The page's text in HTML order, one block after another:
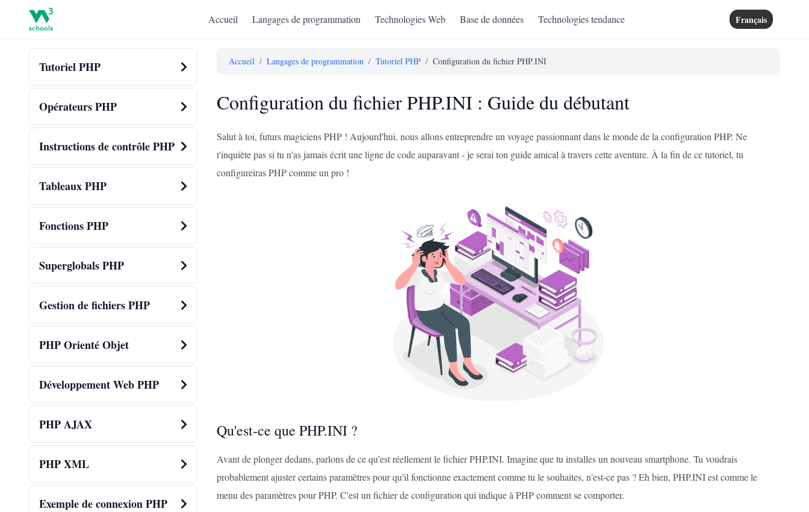
Accueil Langages de programmation Technologies Web Base de données Technologies tendance Français
Tutoriel PHP
Opérateurs PHP
Instructions de contrôle PHP
Tableaux PHP
Fonctions PHP
Superglobals PHP
Gestion de fichiers PHP
PHP Orienté Objet
Développement Web PHP
PHP AJAX
PHP XML
Exemple de connexion PHP
Accueil / Langages de programmation / Tutoriel PHP / Configuration du fichier PHP.INI
Configuration du fichier PHP.INI : Guide du débutant
Salut à toi, futurs magiciens PHP ! Aujourd'hui, nous allons entreprendre un voyage passionnant dans le monde de la configuration PHP. Ne
t'inquiète pas si tu n'as jamais écrit une ligne de code auparavant - je serai ton guide amical à travers cette aventure. À la fin de ce tutoriel, tu
configureiras PHP comme un pro !
Qu'est-ce que PHP.INI ?
Avant de plonger dedans, parlons de ce qu'est réellement le fichier PHP.INI. Imagine que tu installes un nouveau smartphone. Tu voudrais
probablement ajuster certains paramètres pour qu'il fonctionne exactement comme tu le souhaites, n'est-ce pas ? Eh bien, PHP.INI est comme le
menu des paramètres pour PHP. C'est un fichier de configuration qui indique à PHP comment se comporter.